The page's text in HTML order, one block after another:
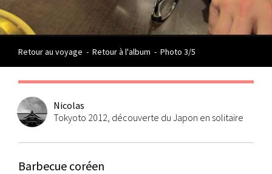
Retour au voyage - Retour à l'album - Photo 3/5
Nicolas
Tokyoto 2012, découverte du Japon en solitaire
Barbecue coréen